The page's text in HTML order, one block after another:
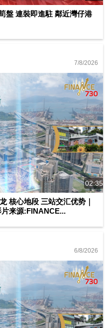
盤 連裝即進駐 鄰近灣仔港
7/8/2026
02:35
核心地段 三站交汇优势｜
来源:FINANCE...
6/8/2026